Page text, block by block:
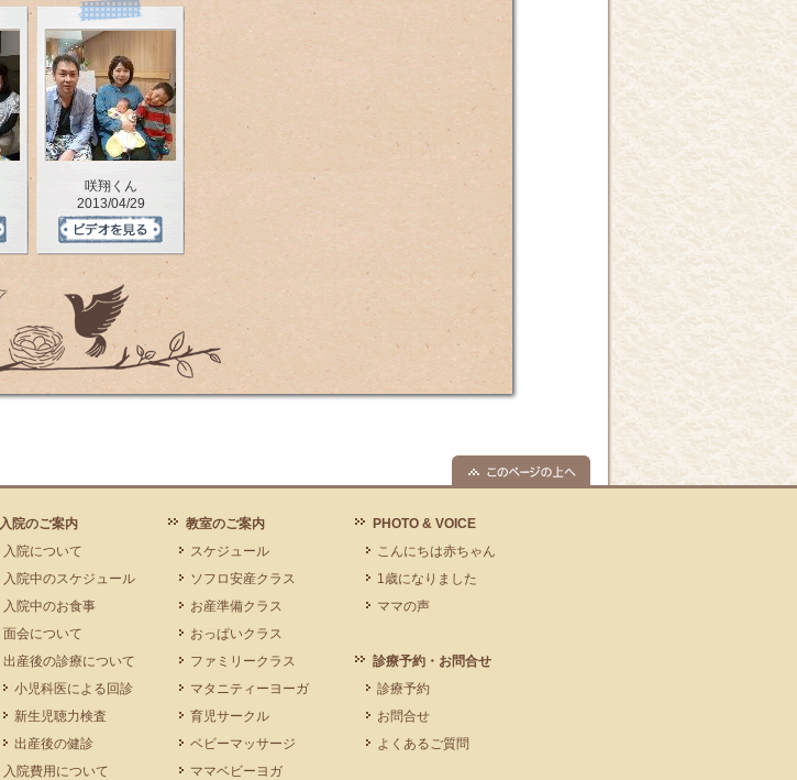
咲翔くん
2013/04/29
入院のご案内
入院について
入院中のスケジュール
入院中のお食事
面会について
出産後の診療について
小児科医による回診
新生児聴力検査
出産後の健診
入院費用について
教室のご案内
スケジュール
ソフロ安産クラス
お産準備クラス
おっぱいクラス
ファミリークラス
マタニティーヨーガ
育児サークル
ベビーマッサージ
ママベビーヨガ
PHOTO & VOICE
こんにちは赤ちゃん
1歳になりました
ママの声
診療予約・お問合せ
診療予約
お問合せ
よくあるご質問